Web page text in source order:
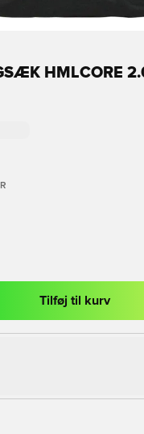
HMLCORE
logge ind eller
Tilføj til kurv